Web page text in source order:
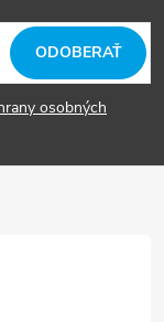
osobných
ODOBERAŤ